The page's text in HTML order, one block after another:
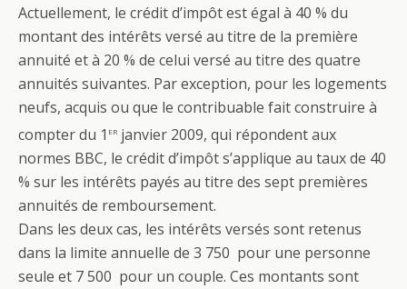
Actuellement, le crédit d’impôt est égal à 40 % du
montant des intérêts versé au titre de la première
annuité et à 20 % de celui versé au titre des quatre
annuités suivantes. Par exception, pour les logements
neufs, acquis ou que le contribuable fait construire à
compter du 1 er janvier 2009, qui répondent aux
normes BBC, le crédit d’impôt s’applique au taux de 40
% sur les intérêts payés au titre des sept premières
annuités de remboursement.
Dans les deux cas, les intérêts versés sont retenus
dans la limite annuelle de 3 750  pour une personne
seule et 7 500  pour un couple. Ces montants sont